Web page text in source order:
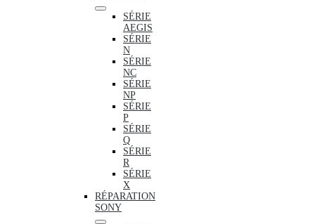
SÉRIE
AEGIS
SÉRIE
N
SÉRIE
NC
SÉRIE
NP
SÉRIE
P
SÉRIE
Q
SÉRIE
R
SÉRIE
X
RÉPARATION
SONY